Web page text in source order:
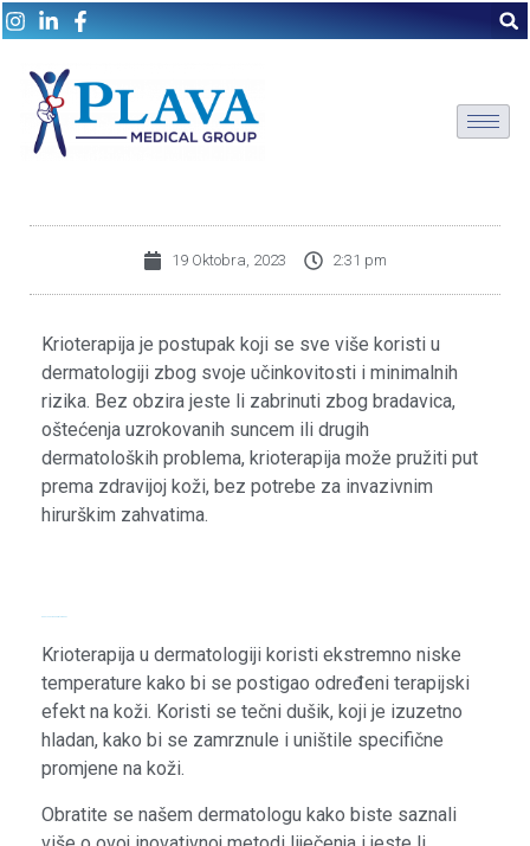
19 Oktobra, 2023 2:31 pm
Krioterapija je postupak koji se sve više koristi u
dermatologiji zbog svoje učinkovitosti i minimalnih
rizika. Bez obzira jeste li zabrinuti zbog bradavica,
oštećenja uzrokovanih suncem ili drugih
dermatoloških problema, krioterapija može pružiti put
prema zdravijoj koži, bez potrebe za invazivnim
hirurškim zahvatima.
Krioterapija u dermatologiji koristi ekstremno niske
temperature kako bi se postigao određeni terapijski
efekt na koži. Koristi se tečni dušik, koji je izuzetno
hladan, kako bi se zamrznule i uništile specifične
promjene na koži.
Obratite se našem dermatologu kako biste saznali